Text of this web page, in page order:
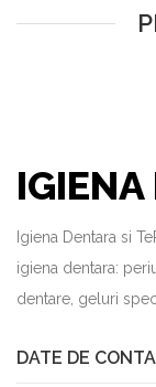
Igiena Dentara si
igiena dentara:
dentare, geluri
DATE DE